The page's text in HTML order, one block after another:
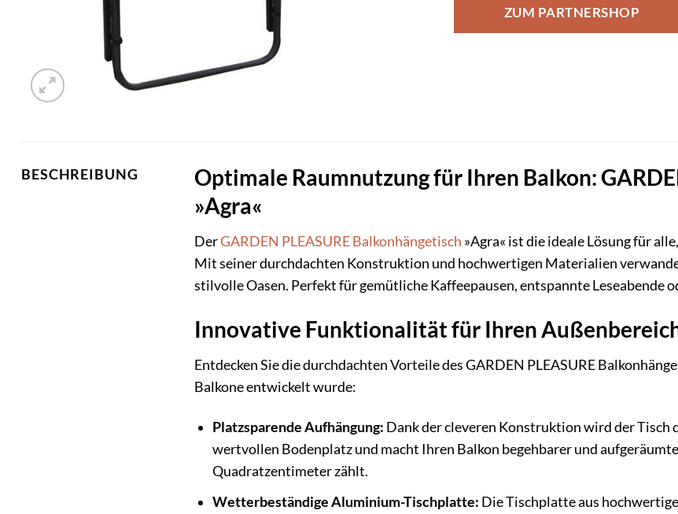
ZUM PARTNERSHOP
BESCHREIBUNG
Optimale Raumnutzung für Ihren Balkon:
»Agra«
DerGARDEN PLEASUREBalkonhängetisch »Agra« ist die ideale Lösung für
Mit seiner durchdachten Konstruktion und hochwertigen Materialien
stilvolle Oasen. Perfekt für gemütliche Kaffeepausen, entspannte Leseabende
Innovative Funktionalität für Ihren
Entdecken Sie die durchdachten Vorteile des GARDEN PLEASURE
Balkone entwickelt wurde:
Platzsparende Aufhängung: Dank der cleveren Konstruktion wird der Tisch
wertvollen Bodenplatz und macht Ihren Balkon begehbarer und
Quadratzentimeter zählt.
Wetterbeständige Aluminium-Tischplatte: Die Tischplatte aus